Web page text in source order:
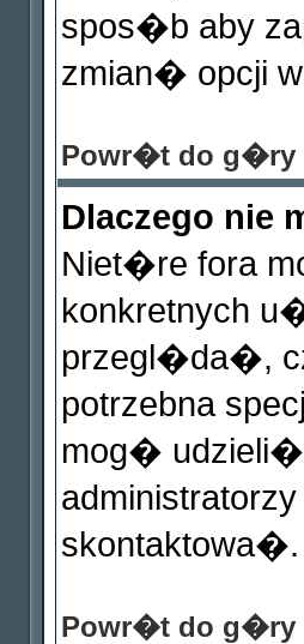
spos�b aby
zmian� opcji
Powr�t do g�ry
Dlaczego nie
Niet�re fora
konkretnych
przegl�da�,
potrzebna
mog� udzieli�
skontaktowa�.
Powr�t do g�ry